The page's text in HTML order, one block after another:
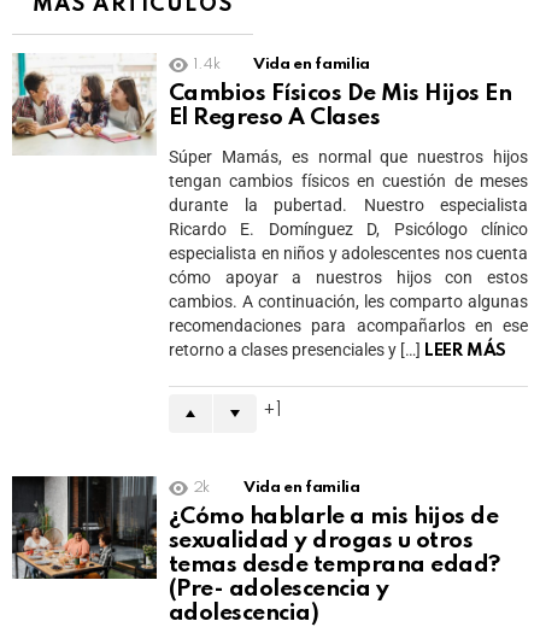
MÁS ARTÍCULOS
1.4k Vida en familia
Cambios Físicos De Mis Hijos En
El Regreso A Clases
Súper Mamás, es normal que nuestros hijos
tengan cambios físicos en cuestión de meses
durante la pubertad. Nuestro especialista
Ricardo E. Domínguez D, Psicólogo clínico
especialista en niños y adolescentes nos cuenta
cómo apoyar a nuestros hijos con estos
cambios. A continuación, les comparto algunas
recomendaciones para acompañarlos en ese
retorno a clases presenciales y […] LEER MÁS
1
2k Vida en familia
¿Cómo hablarle a mis hijos de
sexualidad y drogas u otros
temas desde temprana edad?
(Pre- adolescencia y
adolescencia)